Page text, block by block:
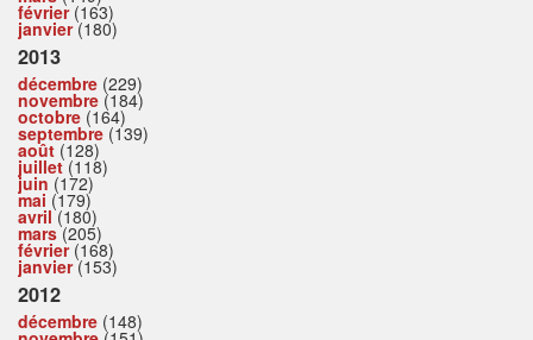
février(163)
janvier(180)
2013
décembre (229)
novembre (184)
octobre (164)
septembre (139)
août (128)
juillet(118)
juin (172)
mai (179)
avril(180)
mars(205)
février(168)
janvier(153)
2012
décembre (148)